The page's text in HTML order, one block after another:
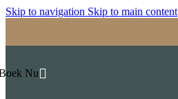
Skip to navigation Skip to main content
Nu